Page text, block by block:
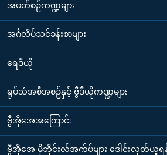
အပတ်စဉ်ကဏ္ဍများ
အင်္ဂလိပ်သင်ခန်းစာများ
ရေဒီယို
ရုပ်သံအစီအစဉ်နှင့် ဗွီဒီယိုကဏ္ဍများ
ဗွီအိုအေအကြောင်း
ဗွီအိုအေ မိုဘိုင်းလ်အက်ပ်များ ဒေါင်းလုတ်ယူရ